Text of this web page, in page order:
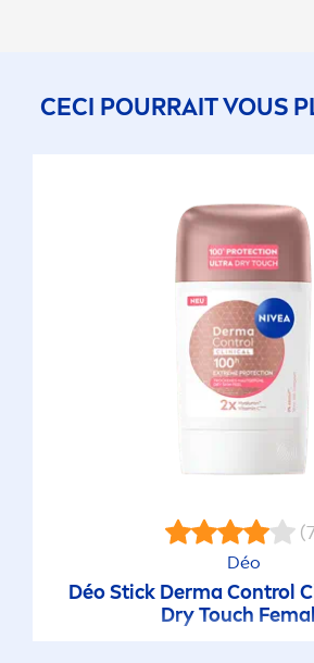
CECI POURRAIT VOUS
Déo
Déo Stick Derma Control
Dry Touch